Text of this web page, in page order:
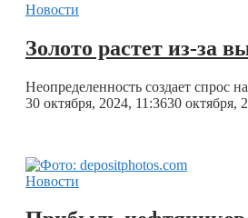
Новости
Золото растет из-за
Неопределенность создает спрос
30 октября, 2024, 11:3630 октября,
Новости